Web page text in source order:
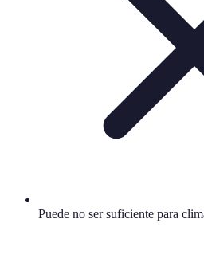
Puede no ser suficiente para